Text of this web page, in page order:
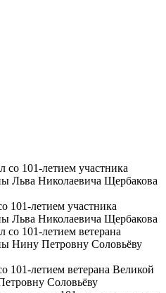
101-летием участника
Льва Николаевича Щербакова
101-летием ветерана Великой
Соловьёву